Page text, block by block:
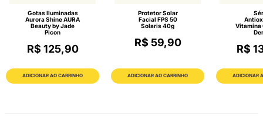
Gotas Iluminadas
Aurora Shine AURA
Beauty by Jade
Picon
R$ 125,90
ADICIONAR AO CARRINHO
Protetor Solar
Facial FPS 50
Solaris 40g
R$ 59,90
ADICIONAR AO CARRINHO
Vitamina
R$
ADICIONAR